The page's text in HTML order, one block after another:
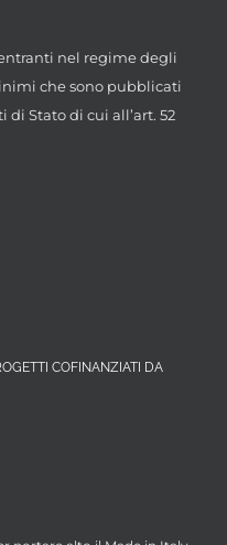
nel regime degli
che sono pubblicati
Stato di cui all’art. 52
COFINANZIATI DA